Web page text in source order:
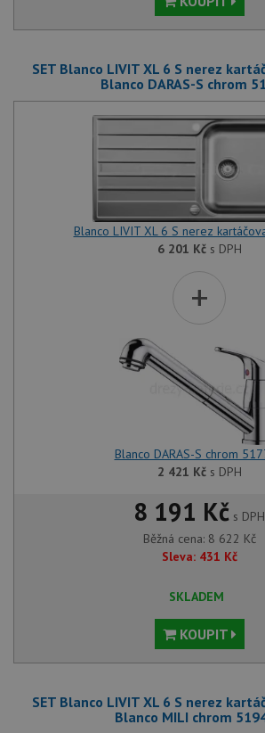
SET Blanco LIVIT XL 6 S nerez
Blanco DARAS-S chrom
Blanco LIVIT XL 6 S nerez
6 201 Kčs DPH
+
Blanco DARAS-S chrom
2 421 Kčs DPH
8 191 Kč s DPH
Běžná cena: 8 622 Kč
Sleva: 431 Kč
SKLADEM
KOUPIT
SET Blanco LIVIT XL 6 S nerez
Blanco MILI chrom